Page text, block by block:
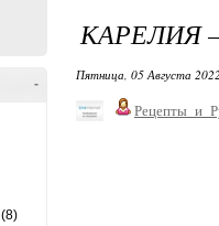
-
(8)
КАРЕЛИЯ
Пятница, 05 Августа